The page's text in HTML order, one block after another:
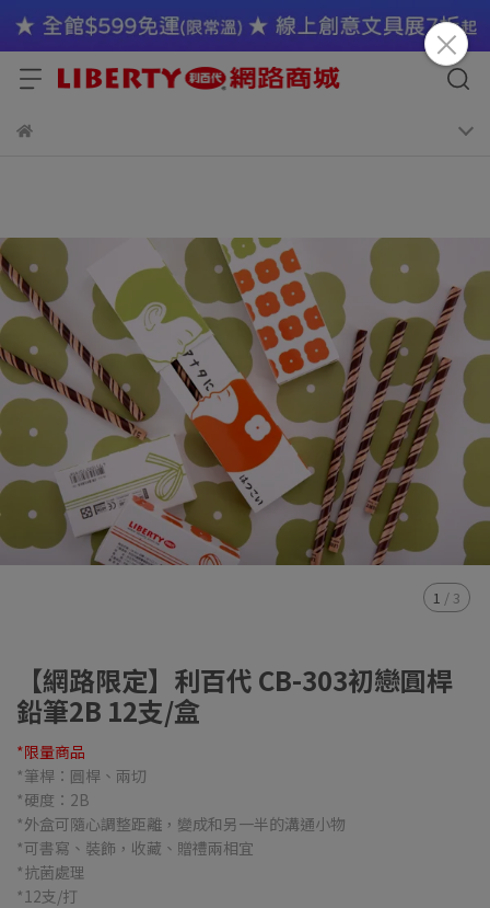
1 / 3
【網路限定】利百代 CB-303初戀圓桿
鉛筆2B 12支/盒
*限量商品
*筆桿：圓桿、兩切
*硬度：2B
*外盒可隨心調整距離，變成和另一半的溝通小物
*可書寫、裝飾，收藏、贈禮兩相宜
*抗菌處理
*12支/打